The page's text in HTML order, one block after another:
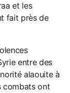
et les
fait près de
entre des
alaouite à
combats ont